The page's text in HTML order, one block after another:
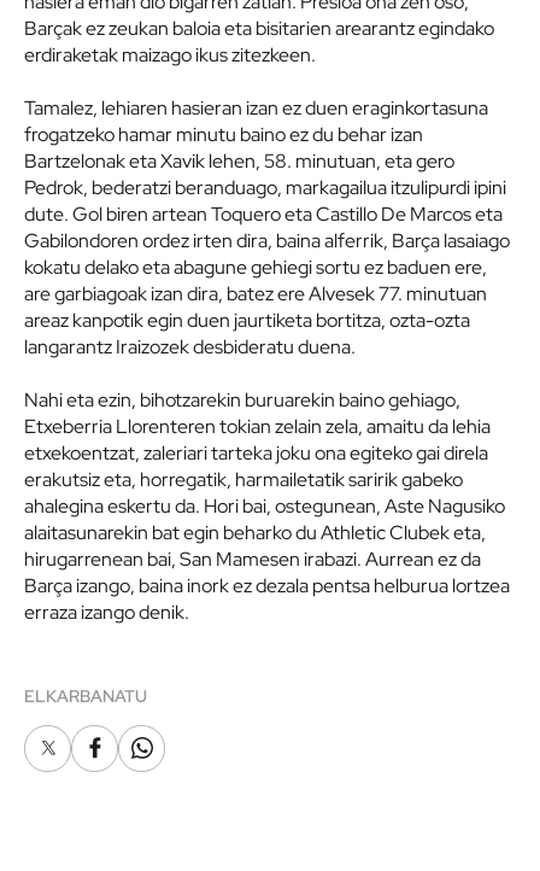
Barçak ez zeukan baloia eta bisitarien arearantz egindako
erdiraketak maizago ikus zitezkeen.
Tamalez, lehiaren hasieran izan ez duen eraginkortasuna
frogatzeko hamar minutu baino ez du behar izan
Bartzelonak eta Xavik lehen, 58. minutuan, eta gero
Pedrok, bederatzi beranduago, markagailua itzulipurdi ipini
dute. Gol biren artean Toquero eta Castillo De Marcos eta
Gabilondoren ordez irten dira, baina alferrik, Barça lasaiago
kokatu delako eta abagune gehiegi sortu ez baduen ere,
are garbiagoak izan dira, batez ere Alvesek 77. minutuan
areaz kanpotik egin duen jaurtiketa bortitza, ozta-ozta
langarantz Iraizozek desbideratu duena.
Nahi eta ezin, bihotzarekin buruarekin baino gehiago,
Etxeberria Llorenteren tokian zelain zela, amaitu da lehia
etxekoentzat, zaleriari tarteka joku ona egiteko gai direla
erakutsiz eta, horregatik, harmailetatik saririk gabeko
ahalegina eskertu da. Hori bai, ostegunean, Aste Nagusiko
alaitasunarekin bat egin beharko du Athletic Clubek eta,
hirugarrenean bai, San Mamesen irabazi. Aurrean ez da
Barça izango, baina inork ez dezala pentsa helburua lortzea
erraza izango denik.
ELKARBANATU
X FacebookWhatsapp